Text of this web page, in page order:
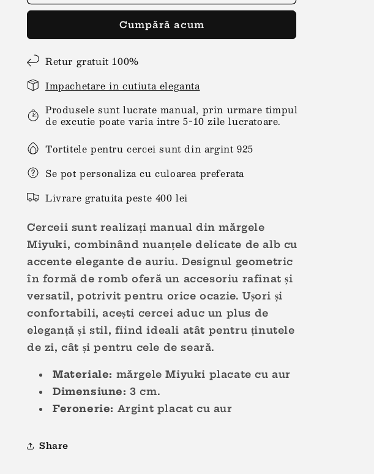
romb
romb
auriuCumpără acum
Retur gratuit 100%
Impachetare in cutiuta eleganta
Produsele sunt lucrate manual, prin urmare timpul
de excutie poate varia intre 5-10 zile lucratoare.
Tortitele pentru cercei sunt din argint 925
Se pot personaliza cu culoarea preferata
Livrare gratuita peste 400 lei
Cerceii sunt realizați manual din mărgele
Miyuki, combinând nuanțele delicate de alb cu
accente elegante de auriu. Designul geometric
în formă de romb oferă un accesoriu rafinat și
versatil, potrivit pentru orice ocazie. Ușori și
confortabili, acești cercei aduc un plus de
eleganță și stil, fiind ideali atât pentru ținutele
de zi, cât și pentru cele de seară.
Materiale: mărgele Miyuki placate cu aur
Dimensiune: 3 cm.
Feronerie: Argint placat cu aur
Share